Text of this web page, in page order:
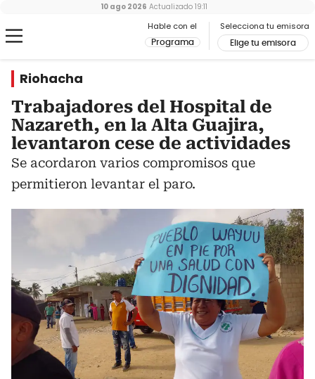
Hable con el
Programa
Selecciona tu emisora
Elige tu emisora
10 ago 2026 Actualizado 19:11
Riohacha
Trabajadores del Hospital de
Nazareth, en la Alta Guajira,
levantaron cese de actividades
Se acordaron varios compromisos que
permitieron levantar el paro.